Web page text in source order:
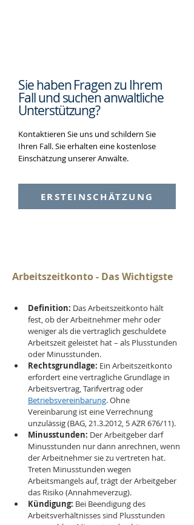
Sie haben Fragen zu Ihrem
Fall und suchenanwaltliche
Unterstützung?
Kontaktieren Sie uns und schildern Sie
Ihren Fall. Sie erhalten eine kostenlose
Einschätzung unserer Anwälte.
ERSTEINSCHÄTZUNG
Arbeitszeitkonto - Das Wichtigste
Definition: Das Arbeitszeitkonto hält
fest, ob der Arbeitnehmer mehr oder
weniger als die vertraglich geschuldete
Arbeitszeit geleistet hat – als Plusstunden
oder Minusstunden.
Rechtsgrundlage: Ein Arbeitszeitkonto
erfordert eine vertragliche Grundlage in
Arbeitsvertrag, Tarifvertrag oder
Betriebsvereinbarung. Ohne
Vereinbarung ist eine Verrechnung
unzulässig (BAG, 21.3.2012, 5 AZR 676/11).
Minusstunden: Der Arbeitgeber darf
Minusstunden nur dann anrechnen, wenn
der Arbeitnehmer sie zu vertreten hat.
Treten Minusstunden wegen
Arbeitsmangels auf, trägt der Arbeitgeber
das Risiko (Annahmeverzug).
Kündigung: Bei Beendigung des
Arbeitsverhältnisses sind Plusstunden